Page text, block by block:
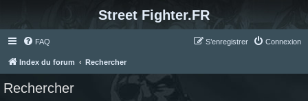
Street Fighter.FR
FAQ Connexion
S’enregistrer
Index du forum Rechercher
Rechercher